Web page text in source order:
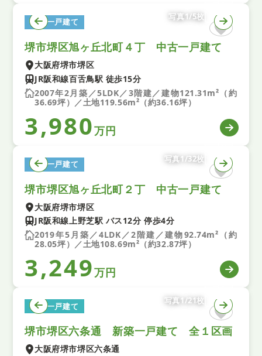
中古一戸建て
写真1/5枚
堺市堺区旭ヶ丘北町４丁 中古一戸建て
大阪府堺市堺区
JR阪和線百舌鳥駅 徒歩15分
2007年2月築／5LDK／3階建／建物121.31m²（約
36.69坪）／土地119.56m²（約36.16坪）
3,980万円
中古一戸建て
写真1/32枚
堺市堺区旭ヶ丘北町２丁 中古一戸建て
大阪府堺市堺区
JR阪和線上野芝駅 バス12分 停歩4分
2019年5月築／4LDK／2階建／建物92.74m²（約
28.05坪）／土地108.69m²（約32.87坪）
3,249万円
新築一戸建て
写真1/21枚
堺市堺区六条通 新築一戸建て 全１区画
大阪府堺市堺区六条通